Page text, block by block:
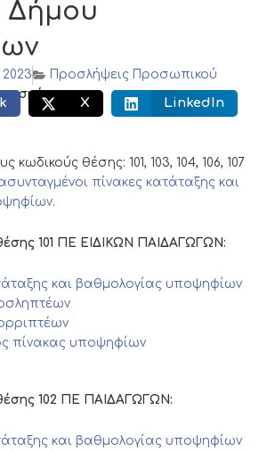
Δήμου
Προσλήψεις Προσωπικού
X LinkedIn
κωδικούς θέσης: 101, 103, 104, 106, 107
πίνακες κατάταξης και
.
101 ΠΕ ΕΙΔΙΚΩΝ ΠΑΙΔΑΓΩΓΩΝ:
και βαθμολογίας υποψηφίων
πίνακας υποψηφίων
θέσης 102 ΠΕ ΠΑΙΔΑΓΩΓΩΝ:
και βαθμολογίας υποψηφίων